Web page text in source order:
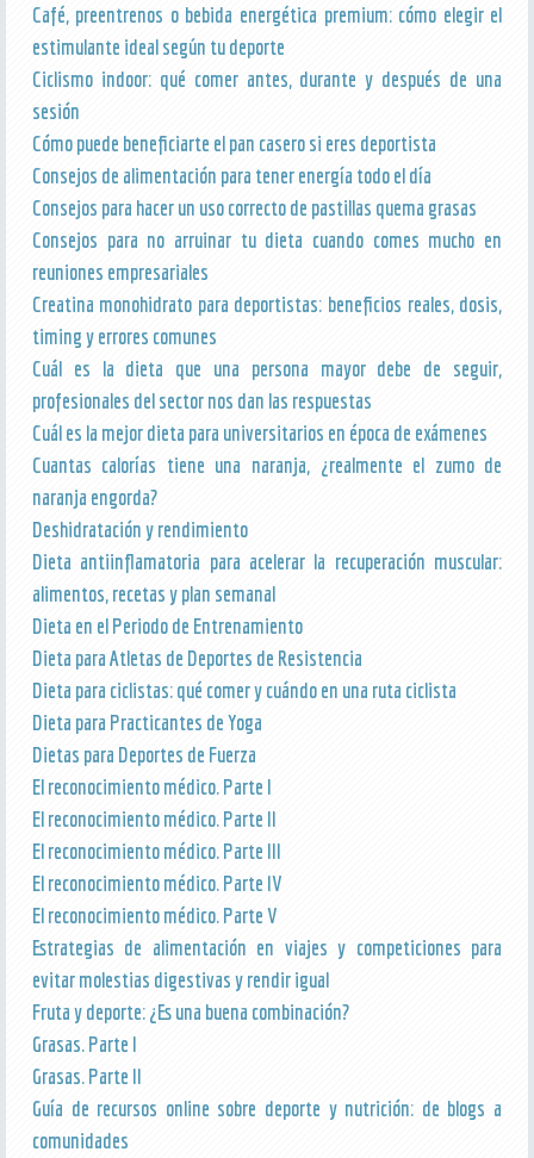
Café, preentrenos o bebida energética premium: cómo elegir el
estimulante ideal según tu deporte
Ciclismo indoor: qué comer antes, durante y después de una
sesión
Cómo puede beneficiarte el pan casero si eres deportista
Consejos de alimentación para tener energía todo el día
Consejos para hacer un uso correcto de pastillas quema grasas
Consejos para no arruinar tu dieta cuando comes mucho en
reuniones empresariales
Creatina monohidrato para deportistas: beneficios reales, dosis,
timing y errores comunes
Cuál es la dieta que una persona mayor debe de seguir,
profesionales del sector nos dan las respuestas
Cuál es la mejor dieta para universitarios en época de exámenes
Cuantas calorías tiene una naranja, ¿realmente el zumo de
naranja engorda?
Deshidratación y rendimiento
Dieta antiinflamatoria para acelerar la recuperación muscular:
alimentos, recetas y plan semanal
Dieta en el Periodo de Entrenamiento
Dieta para Atletas de Deportes de Resistencia
Dieta para ciclistas: qué comer y cuándo en una ruta ciclista
Dieta para Practicantes de Yoga
Dietas para Deportes de Fuerza
El reconocimiento médico. Parte I
El reconocimiento médico. Parte II
El reconocimiento médico. Parte III
El reconocimiento médico. Parte IV
El reconocimiento médico. Parte V
Estrategias de alimentación en viajes y competiciones para
evitar molestias digestivas y rendir igual
Fruta y deporte: ¿Es una buena combinación?
Grasas. Parte I
Grasas. Parte II
Guía de recursos online sobre deporte y nutrición: de blogs a
comunidades